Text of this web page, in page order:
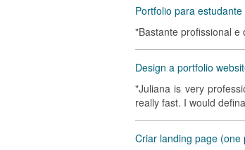
Portfolio para
"Bastante profissional
Design a portfolio
"Juliana is very
really fast. I would
Criar landing page